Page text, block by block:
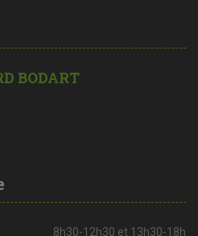
BODART
8h30-12h30 et 13h30-18h